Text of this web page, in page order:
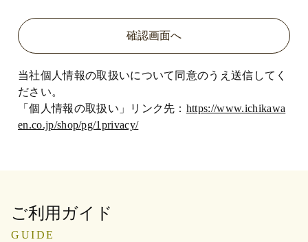
当社個人情報の取扱いについて同意のうえ送信してく
ださい。
「個人情報の取扱い」リンク先： https://www.ichikawa
en.co.jp/shop/pg/1privacy/
ご利用ガイド
GUIDE